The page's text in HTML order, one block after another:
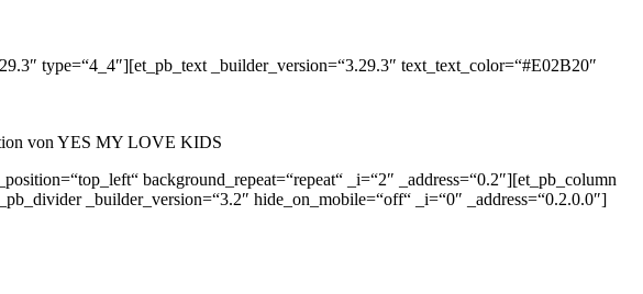
type=“4_4″][et_pb_text _builder_version=“3.29.3″ text_text_color=“#E02B20″
von YES MY LOVE KIDS
background_repeat=“repeat“ _i=“2″ _address=“0.2″][et_pb_column
_builder_version=“3.2″ hide_on_mobile=“off“ _i=“0″ _address=“0.2.0.0″]